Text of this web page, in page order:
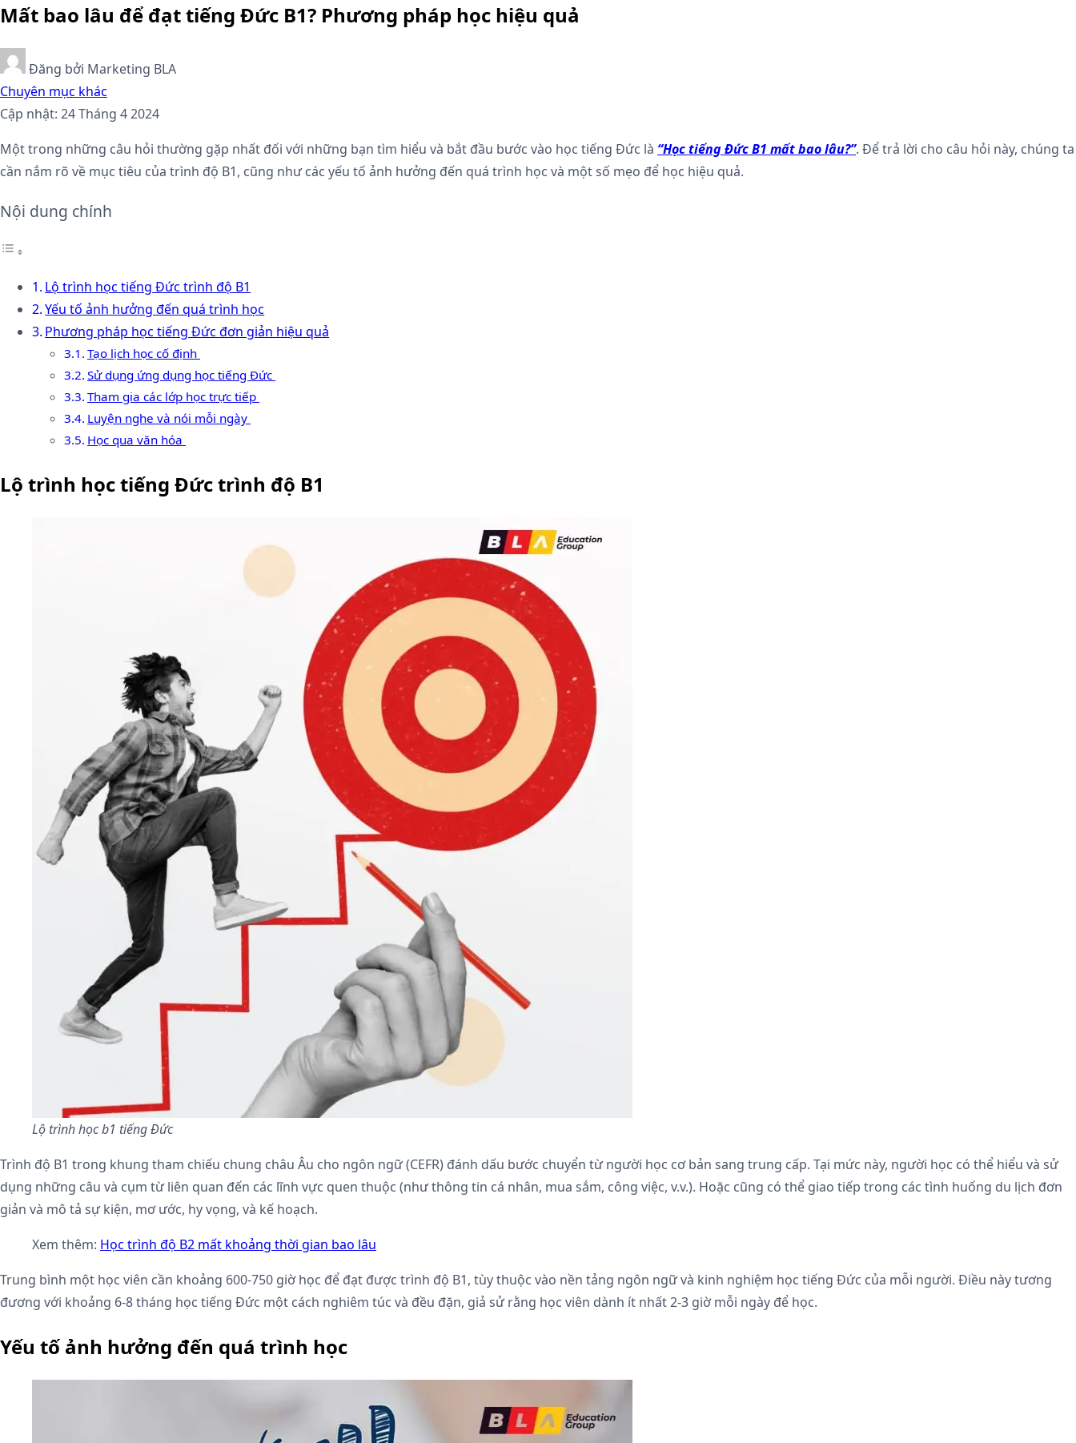
Mất bao lâu để đạt tiếng Đức B1? Phương pháp học hiệu quả
Đăng bởi Marketing BLA
Chuyên mục khác
Cập nhật: 24 Tháng 4 2024
Một trong những câu hỏi thường gặp nhất đối với những bạn tìm hiểu và bắt đầu bước vào học tiếng Đức là “Học tiếng Đức B1 mất bao lâu?”. Để trả lời cho câu hỏi này, chúng ta
cần nắm rõ về mục tiêu của trình độ B1, cũng như các yếu tố ảnh hưởng đến quá trình học và một số mẹo để học hiệu quả.
Nội dung chính
Lộ trình học tiếng Đức trình độ B1
Yếu tố ảnh hưởng đến quá trình học
Phương pháp học tiếng Đức đơn giản hiệu quả
Tạo lịch học cố định
Sử dụng ứng dụng học tiếng Đức
Tham gia các lớp học trực tiếp
Luyện nghe và nói mỗi ngày
Học qua văn hóa
Lộ trình học tiếng Đức trình độ B1
Lộ trình học b1 tiếng Đức
Trình độ B1 trong khung tham chiếu chung châu Âu cho ngôn ngữ (CEFR) đánh dấu bước chuyển từ người học cơ bản sang trung cấp. Tại mức này, người học có thể hiểu và sử
dụng những câu và cụm từ liên quan đến các lĩnh vực quen thuộc (như thông tin cá nhân, mua sắm, công việc, v.v.). Hoặc cũng có thể giao tiếp trong các tình huống du lịch đơn
giản và mô tả sự kiện, mơ ước, hy vọng, và kế hoạch.
Xem thêm: Học trình độ B2 mất khoảng thời gian bao lâu
Trung bình một học viên cần khoảng 600-750 giờ học để đạt được trình độ B1, tùy thuộc vào nền tảng ngôn ngữ và kinh nghiệm học tiếng Đức của mỗi người. Điều này tương
đương với khoảng 6-8 tháng học tiếng Đức một cách nghiêm túc và đều đặn, giả sử rằng học viên dành ít nhất 2-3 giờ mỗi ngày để học.
Yếu tố ảnh hưởng đến quá trình học